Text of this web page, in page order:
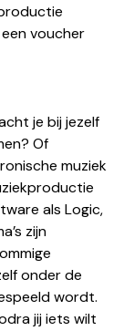
voucher
je bij jezelf
Of
muziek
als Logic,
zijn
onder de
wordt.
jij iets wilt